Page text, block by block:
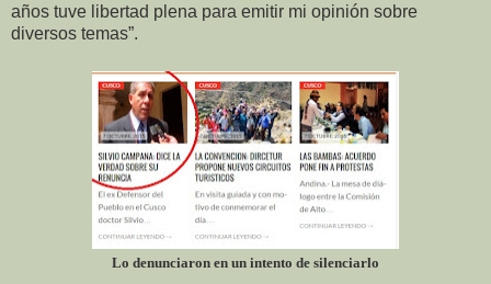
años tuve libertad plena para emitir mi opinión sobre
diversos temas”.
Lo denunciaron en un intento de silenciarlo